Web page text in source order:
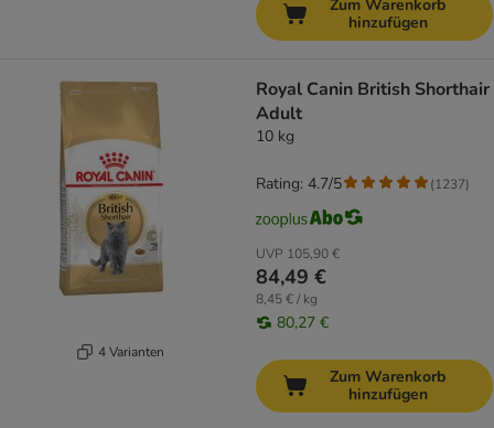
Zum Warenkorb
hinzufügen
4 Varianten
Royal Canin British Shorthair
Adult
10 kg
UVP 105,90 €
84,49 €
8,45 € / kg
80,27 €
Rating: 4.7/5 (1237)
Zum Warenkorb
hinzufügen